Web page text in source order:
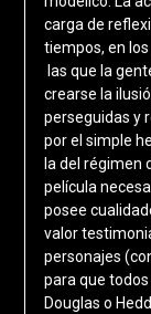
carga de
tiempos, en
las que la
crearse la
perseguidas y
por el simple
la del régimen
película
posee
valor
personajes
para que
Douglas o